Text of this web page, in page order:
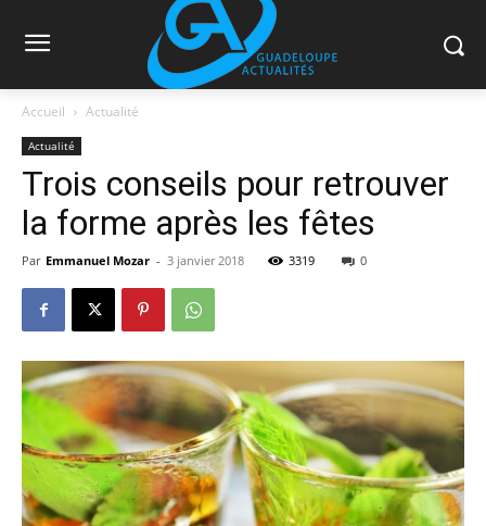
Accueil Actualité
Actualité
Trois conseils pour retrouver
la forme après les fêtes
Par Emmanuel Mozar - 3 janvier 2018 3319 0